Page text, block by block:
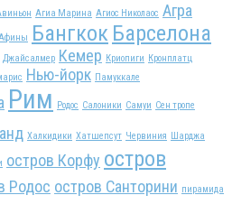
Агиа Марина Агиос Николаос Агра
Бангкок Барселона
Джайсалмер Кемер Криопиги Кронплатц
Нью-йорк Памуккале
Рим Родос Салоники Самуи Сен тропе
Халкидики Хатшепсут Червиния Шарджа
остров Корфу остров
Родос остров Санторини пирамида